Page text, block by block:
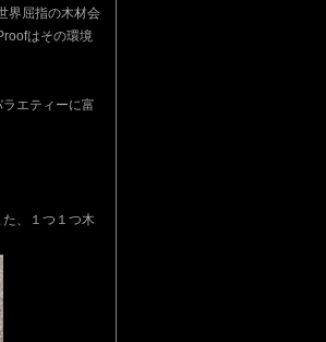
界屈指の木材会
はその環境
エティーに富
、１つ１つ木